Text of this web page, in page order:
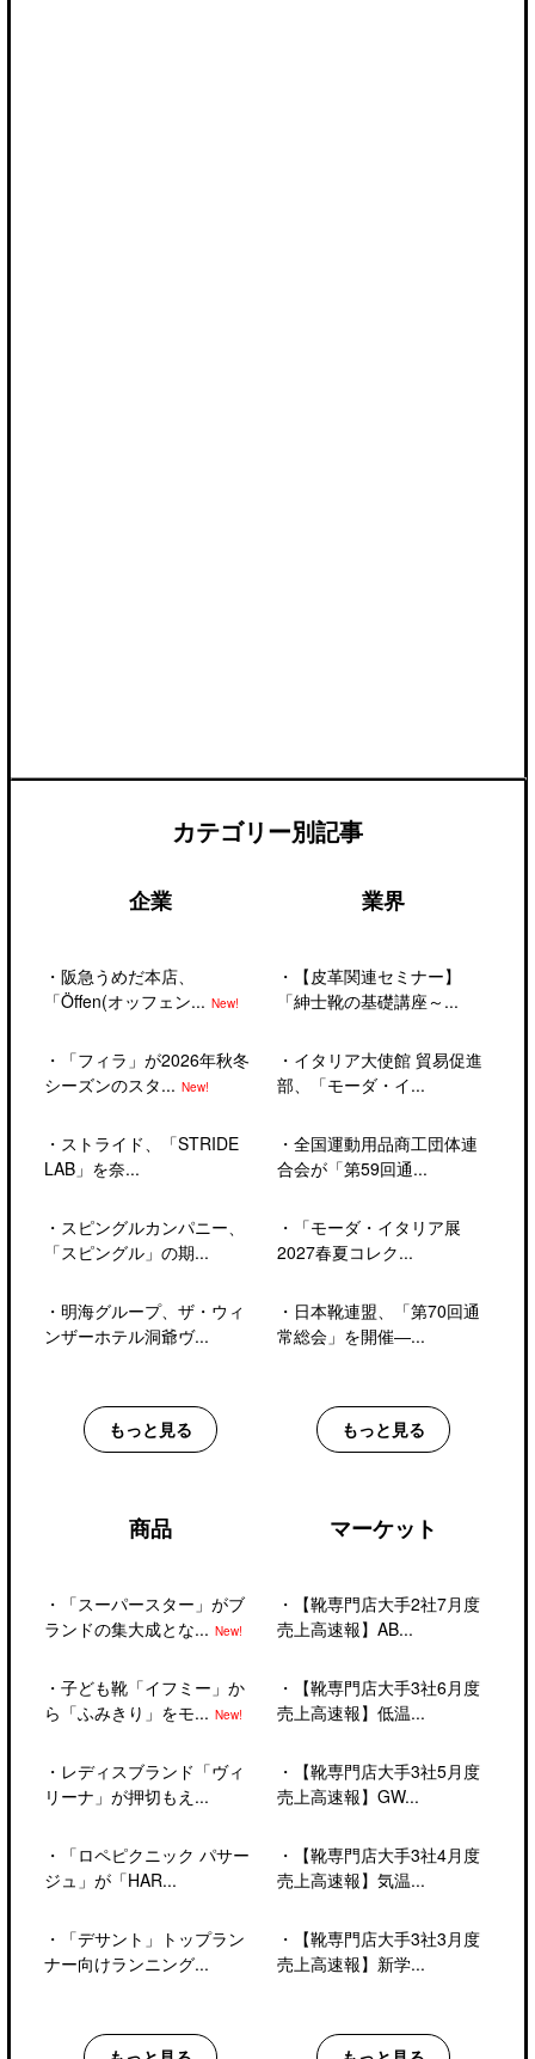
カテゴリー別記事
企業
・ 阪急うめだ本店、
「Öffen(オッフェン... New!
・
「フィラ」が2026年秋冬
シーズンのスタ... New!
・ ストライド、「STRIDE
LAB」を奈...
・ スピングルカンパニー、
「スピングル」の期...
・ 明海グループ、ザ・ウィ
ンザーホテル洞爺ヴ...
もっと見る
業界
・
【皮革関連セミナー】
「紳士靴の基礎講座～...
・ イタリア大使館 貿易促進
部、「モーダ・イ...
・ 全国運動用品商工団体連
合会が「第59回通...
・
「モーダ・イタリア展
2027春夏コレク...
・ 日本靴連盟、「第70回通
常総会」を開催―...
もっと見る
商品
・
「スーパースター」がブ
ランドの集大成とな... New!
・ 子ども靴「イフミー」か
ら「ふみきり」をモ... New!
・ レディスブランド「ヴィ
リーナ」が押切もえ...
・
「ロペピクニック パサー
ジュ」が「HAR...
・
「デサント」トップラン
ナー向けランニング...
マーケット
・
【靴専門店大手2社7月度
売上高速報】AB...
・
【靴専門店大手3社6月度
売上高速報】低温...
・
【靴専門店大手3社5月度
売上高速報】GW...
・
【靴専門店大手3社4月度
売上高速報】気温...
・
【靴専門店大手3社3月度
売上高速報】新学...